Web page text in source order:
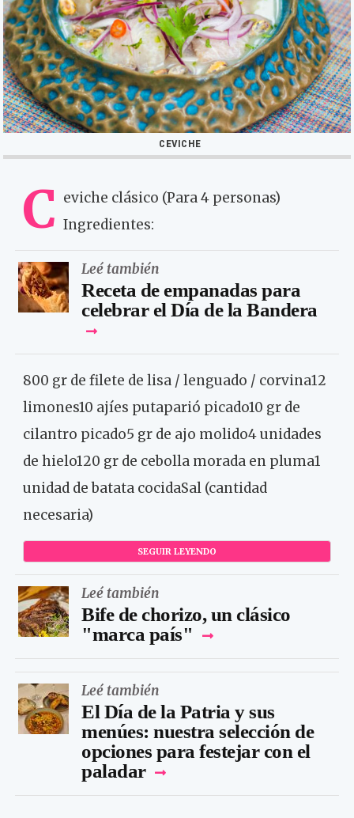
CEVICHE
C eviche clásico (Para 4 personas)
Ingredientes:
Leé también
Receta de empanadas para
celebrar el Día de la Bandera
800 gr de filete de lisa / lenguado / corvina12
limones10 ajíes putaparió picado10 gr de
cilantro picado5 gr de ajo molido4 unidades
de hielo120 gr de cebolla morada en pluma1
unidad de batata cocidaSal (cantidad
necesaria)
SEGUIR LEYENDO
Leé también
Bife de chorizo, un clásico
"marca país"
Leé también
El Día de la Patria y sus
menúes: nuestra selección de
opciones para festejar con el
paladar